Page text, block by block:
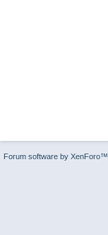
Forum software by XenForo™